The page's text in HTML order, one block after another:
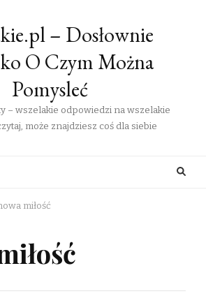
– Dosłownie
O Czym Można
Pomysleć
– wszelakie odpowiedzi na wszelakie
może znajdziesz coś dla siebie
miłość